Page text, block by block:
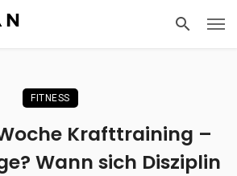
FITNESS
Krafttraining –
Wann sich Disziplin